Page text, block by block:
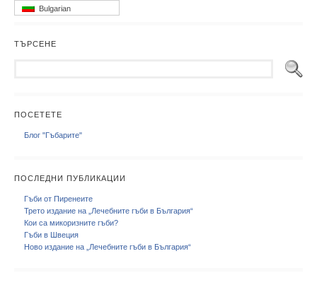
Bulgarian
ТЪРСЕНЕ
ПОСЕТЕТЕ
Блог "Гъбарите"
ПОСЛЕДНИ ПУБЛИКАЦИИ
Гъби от Пиренеите
Трето издание на „Лечебните гъби в България“
Кои са микоризните гъби?
Гъби в Швеция
Ново издание на „Лечебните гъби в България“